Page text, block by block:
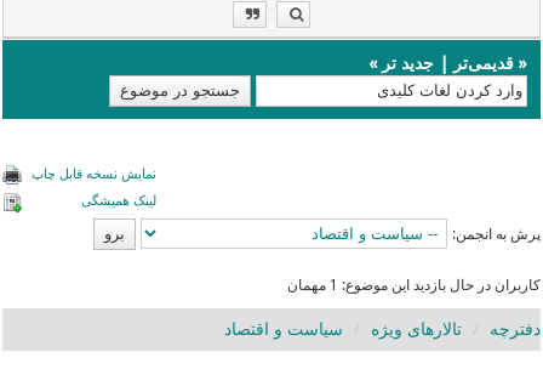
«قدیمی‌تر |جدید تر »
نمایش نسخه قابل چاپ
لینک همیشگی
پرش به انجمن:
کاربران در حال بازدید این موضوع: 1 مهمان
دفترچه تالارهای ویژه سیاست و اقتصاد